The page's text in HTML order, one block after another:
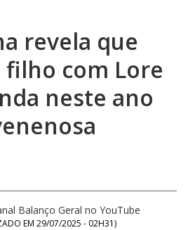
revela que
filho com Lore
neste ano
Balanço Geral no YouTube
EM 29/07/2025 - 02H31)